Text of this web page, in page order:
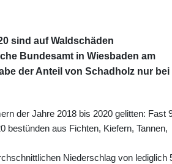
sind auf Waldschäden
Bundesamt in Wiesbaden am
der Anteil von Schadholz nur bei
der Jahre 2018 bis 2020 gelitten: Fast
bestünden aus Fichten, Kiefern, Tannen,
Niederschlag von lediglich